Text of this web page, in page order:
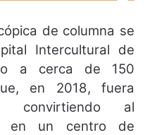
de columna se
Intercultural de
a cerca de 150
en 2018, fuera
convirtiendo al
en un centro de